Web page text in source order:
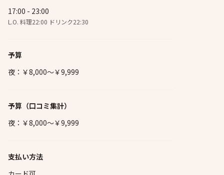
17:00 - 23:00
L.O. 料理22:00 ドリンク22:30
予算
夜：￥8,000～￥9,999
予算 （口コミ集計）
夜：￥8,000～￥9,999
支払い方法